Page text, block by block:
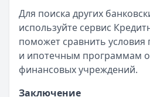
Для поиска других
используйте сервис
поможет сравнить
и ипотечным программам
финансовых учреждений.
Заключение